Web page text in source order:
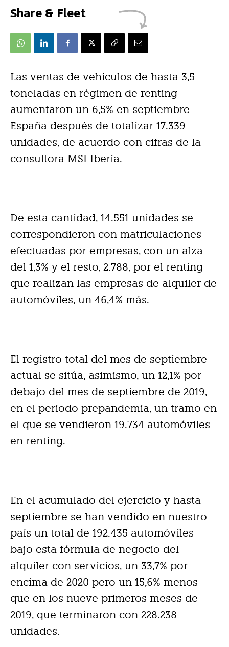
Share & Fleet
Las ventas de vehículos de hasta 3,5
toneladas en régimen de renting
aumentaron un 6,5% en septiembre
España después de totalizar 17.339
unidades, de acuerdo con cifras de la
consultora MSI Iberia.
De esta cantidad, 14.551 unidades se
correspondieron con matriculaciones
efectuadas por empresas, con un alza
del 1,3% y el resto, 2.788, por el renting
que realizan las empresas de alquiler de
automóviles, un 46,4% más.
El registro total del mes de septiembre
actual se sitúa, asimismo, un 12,1% por
debajo del mes de septiembre de 2019,
en el periodo prepandemia, un tramo en
el que se vendieron 19.734 automóviles
en renting.
En el acumulado del ejercicio y hasta
septiembre se han vendido en nuestro
país un total de 192.435 automóviles
bajo esta fórmula de negocio del
alquiler con servicios, un 33,7% por
encima de 2020 pero un 15,6% menos
que en los nueve primeros meses de
2019, que terminaron con 228.238
unidades.